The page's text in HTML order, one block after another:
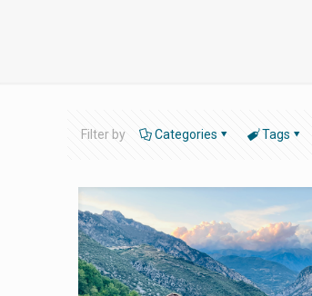
Filter by Categories Tags